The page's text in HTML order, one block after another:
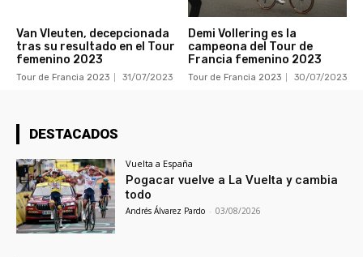
Van Vleuten, decepcionada
tras su resultado en el Tour
femenino 2023
Tour de Francia 2023 31/07/2023
Demi Vollering es la
campeona del Tour de
Francia femenino 2023
Tour de Francia 2023 30/07/2023
DESTACADOS
Vuelta a España
Pogacar vuelve a La Vuelta y cambia
todo
Andrés Álvarez Pardo - 03/08/2026